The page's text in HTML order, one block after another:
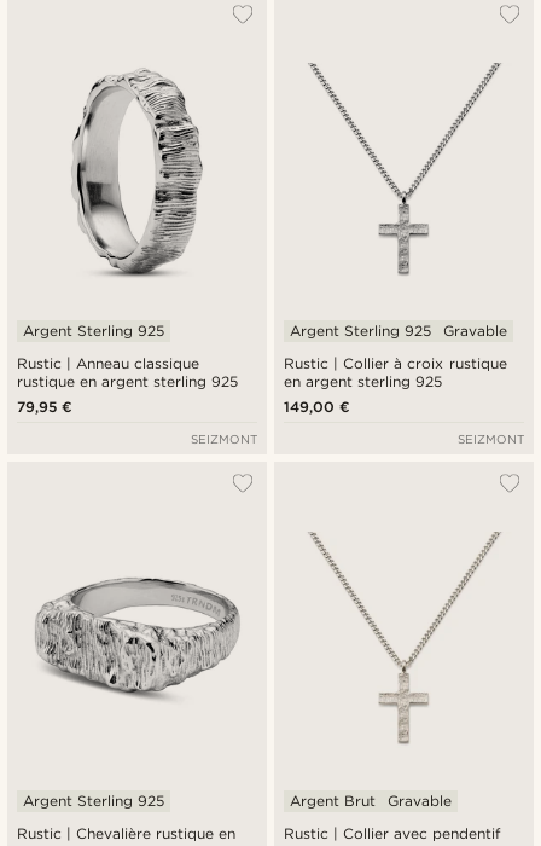
Rustic | Anneau classique
rustique en argent sterling 925
Argent Sterling 925
79,95 €
SEIZMONT
Rustic | Collier à croix rustique
en argent sterling 925
Argent Sterling 925 Gravable
149,00 €
SEIZMONT
Rustic | Chevalière rustique en
Argent Sterling 925
Rustic | Collier avec pendentif
Argent Brut Gravable